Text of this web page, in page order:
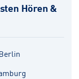
Hören &